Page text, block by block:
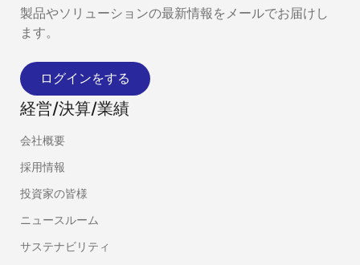
製品やソリューションの最新情報をメールでお届けし
ます。
ログインをする
経営/決算/業績
会社概要
採用情報
投資家の皆様
ニュースルーム
サステナビリティ